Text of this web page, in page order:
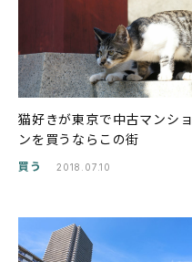
猫好きが東京で中古マンショ
ンを買うならこの街
買う 2018.07.10